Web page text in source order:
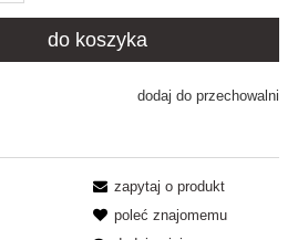
do koszyka
dodaj do przechowalni
zapytaj o produkt
poleć znajomemu